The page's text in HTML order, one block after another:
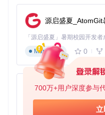
700万+用户深度参与
立
引擎切换逻辑在[代码目录]/
现，系统会根据应用类型自
器设置中手动指定。
硬件抽象层
Android音频硬件抽象层由[
ava实现，负责将PCM音频
格式。这一层的常见问题是
当有关。
源启盛夏_AtomGit
Markdown
0
py-xiaozhi